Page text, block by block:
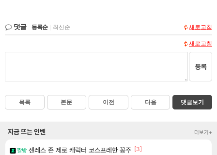
댓글 등록순 최신순 새로고침
새로고침
등록
목록 본문 이전 다음 댓글보기
지금 뜨는 인벤 더보기+
짤방 젠레스 존 제로 캐릭터 코스프레한 꽁주 [3]